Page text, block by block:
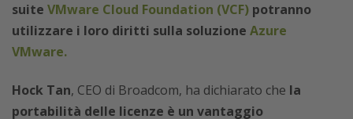
suite VMware Cloud Foundation (VCF) potranno
utilizzare i loro diritti sulla soluzione Azure
VMware.
Hock Tan, CEO di Broadcom, ha dichiarato che la
portabilità delle licenze è un vantaggio